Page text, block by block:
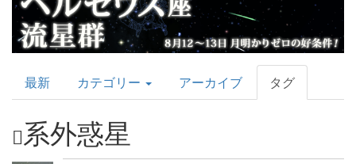
AstroArts
Topics
最新 カテゴリー アーカイブ タグ
系外惑星